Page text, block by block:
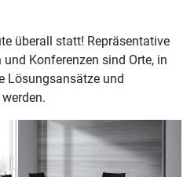
überall statt! Repräsentative
Konferenzen sind Orte, in
Lösungsansätze und